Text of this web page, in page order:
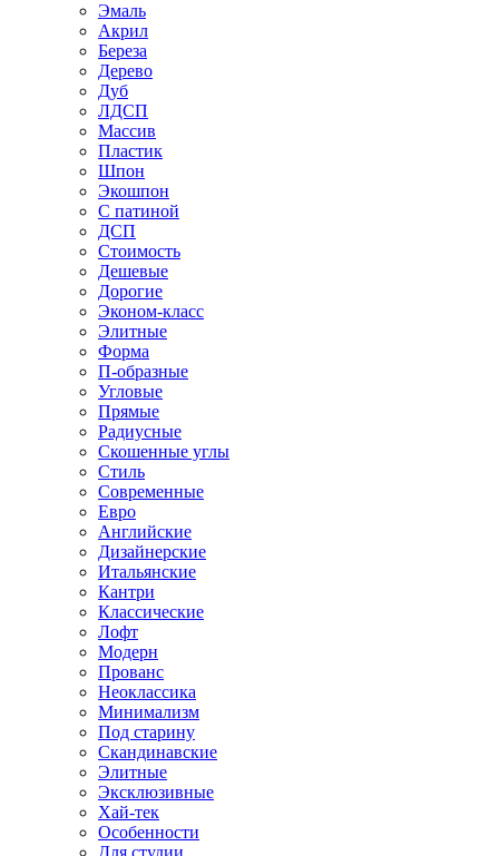
Эмаль
Акрил
Береза
Дерево
Дуб
ЛДСП
Массив
Пластик
Шпон
Экошпон
С патиной
ДСП
Стоимость
Дешевые
Дорогие
Эконом-класс
Элитные
Форма
П-образные
Угловые
Прямые
Радиусные
Скошенные углы
Стиль
Современные
Евро
Английские
Дизайнерские
Итальянские
Кантри
Классические
Лофт
Модерн
Прованс
Неоклассика
Минимализм
Под старину
Скандинавские
Элитные
Эксклюзивные
Хай-тек
Особенности
Для студии